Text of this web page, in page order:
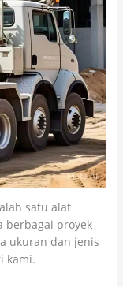
satu alat
berbagai proyek
ukuran dan jenis
kami.